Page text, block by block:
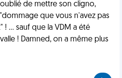
de mettre son cligno,
que vous n'avez pas
! ... sauf que la VDM a été
! Damned, on a même plus